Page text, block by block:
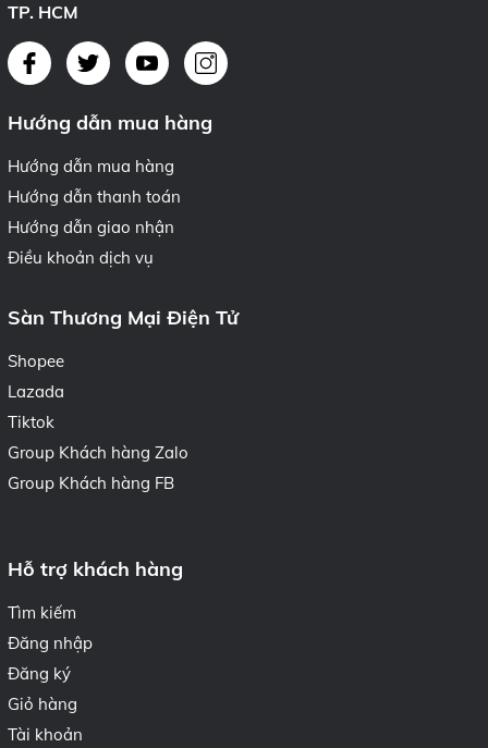
TP. HCM
Hướng dẫn mua hàng
Hướng dẫn mua hàng
Hướng dẫn thanh toán
Hướng dẫn giao nhận
Điều khoản dịch vụ
Sàn Thương Mại Điện Tử
Shopee
Lazada
Tiktok
Group Khách hàng Zalo
Group Khách hàng FB
Hỗ trợ khách hàng
Tìm kiếm
Đăng nhập
Đăng ký
Giỏ hàng
Tài khoản